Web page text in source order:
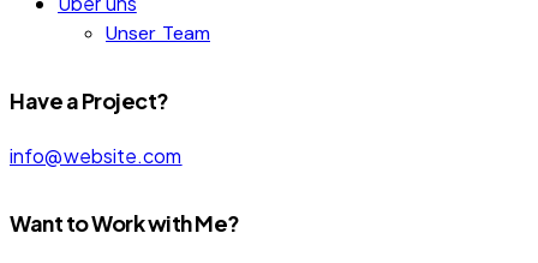
Unser Team
Have a Project?
info@website.com
Want to Work with Me?